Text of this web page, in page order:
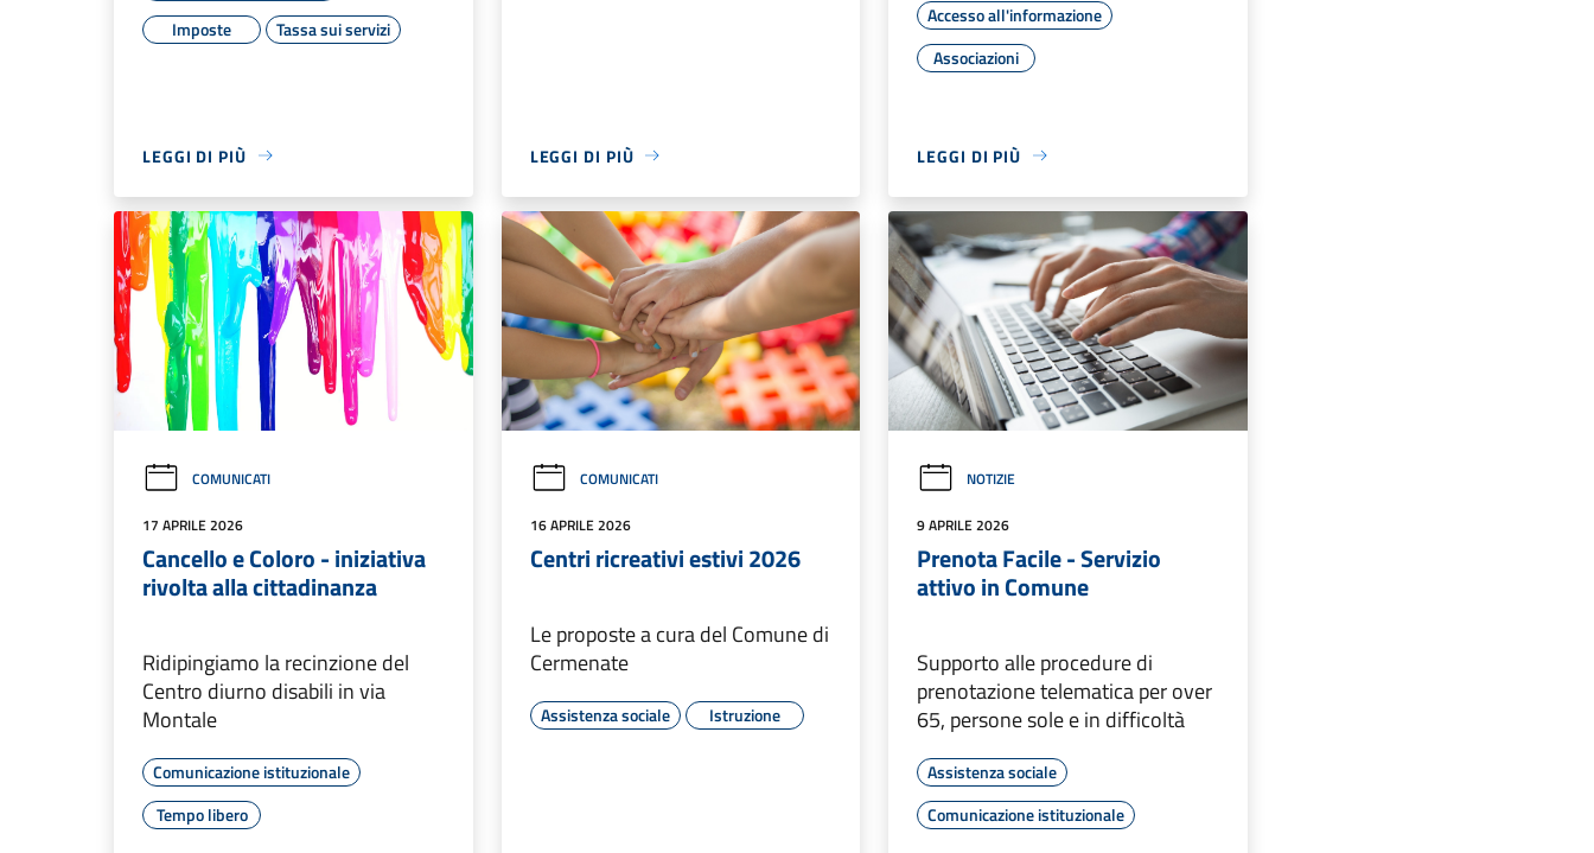
Imposte
Tassa sui servizi
LEGGI DI PIÙ LEGGI DI PIÙ
Accesso all'informazione
Associazioni
LEGGI DI PIÙ
COMUNICATI
17 APRILE 2026
Cancello e Coloro - iniziativa
rivolta alla cittadinanza
Ridipingiamo la recinzione del
Centro diurno disabili in via
Montale
Comunicazione istituzionale
Tempo libero
COMUNICATI
16 APRILE 2026
Centri ricreativi estivi 2026
Le proposte a cura del Comune di
Cermenate
Assistenza sociale Istruzione
NOTIZIE
9 APRILE 2026
Prenota Facile - Servizio
attivo in Comune
Supporto alle procedure di
prenotazione telematica per over
65, persone sole e in difficoltà
Assistenza sociale
Comunicazione istituzionale